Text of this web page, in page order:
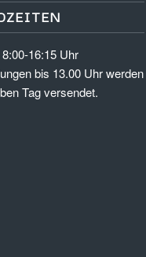
16:15 Uhr
bis 13.00 Uhr werden
Tag versendet.